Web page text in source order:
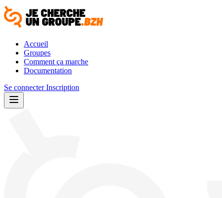
Accueil
Groupes
Comment ça marche
Documentation
Se connecterInscription